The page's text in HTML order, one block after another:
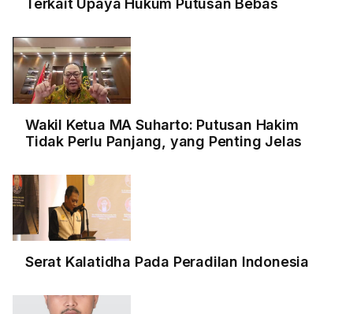
Terkait Upaya Hukum Putusan Bebas
Wakil Ketua MA Suharto: Putusan Hakim
Tidak Perlu Panjang, yang Penting Jelas
Serat Kalatidha Pada Peradilan Indonesia